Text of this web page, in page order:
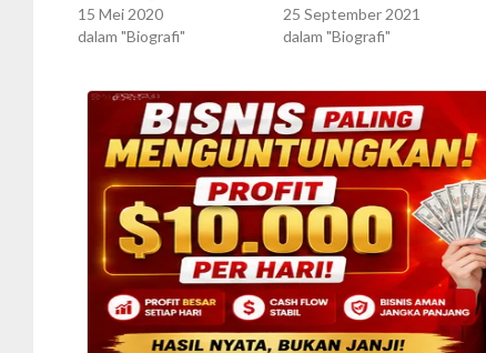
15 Mei 2020
dalam "Biografi"
25 September 2021
dalam "Biografi"